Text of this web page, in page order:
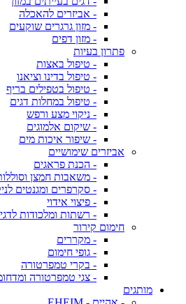
- אביזרים להאכלה
- מזון גרגרים שוקעים
- מזון דפים
פתרון בעיות
- טיפול באצות
- טיפול בדינו וציאנו
- טיפול בטפילים בריף
- טיפול במחלות דגים
- ניקוי מצע ורפש
- שיקום אלמוגים
- שיפור איכות מים
אביזרים שימושיים
- הכנת פראגים
- משאבות חמצן וסוללות
- סקרפרים ומגנטים
- פיצוי אידוי
- רשתות ומלכודות
חימום קירור
- מקררים
- גופי חימום
- בקרי טמפרטורה
- צגי טמפרטורה
מותגים